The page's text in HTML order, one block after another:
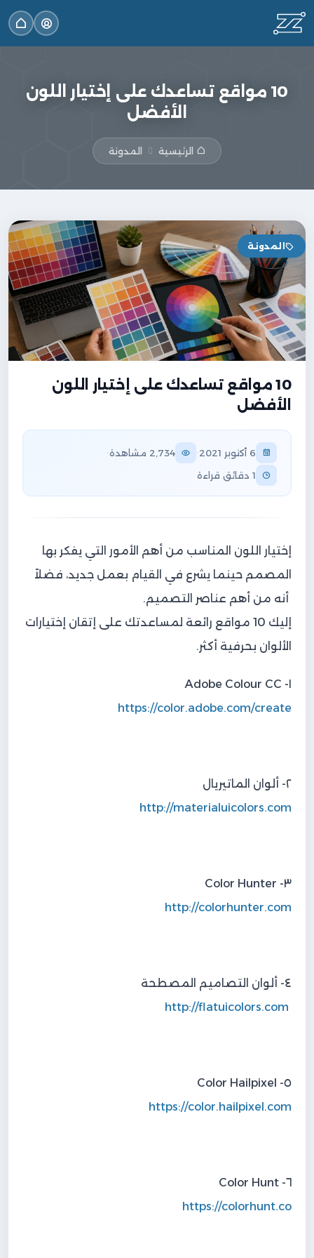
10 مواقع تساعدك على إختيار اللون
الأفضل
الرئيسية المدونة
المدونة
10 مواقع تساعدك على إختيار اللون
الأفضل
6 أكتوبر 2021 · 2,734 مشاهدة ·
1 دقائق قراءة
إختيار اللون المناسب من أهم الأمور التي يفكر بها
المصمم حينما يشرع في القيام بعمل جديد، فضلاً
أنه من أهم عناصر التصميم.
إليك 10 مواقع رائعة لمساعدتك على إتقان إختيارات
الألوان بحرفية أكثر.
١- Adobe Colour CC
https://color.adobe.com/create
٢- ألوان الماتيريال
http://materialuicolors.com
٣- Color Hunter
http://colorhunter.com
٤- ألوان التصاميم المصطحة
http://flatuicolors.com
٥- Color Hailpixel
https://color.hailpixel.com
٦- Color Hunt
https://colorhunt.co